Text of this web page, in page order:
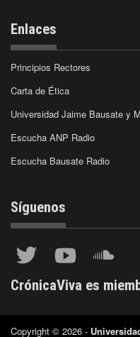
Enlaces
Principios Rectores
Carta de Ética
Universidad Jaime Bausate y
Escucha ANP Radio
Escucha Bausate Radio
Síguenos
CrónicaViva es
Copyright © 2026 -